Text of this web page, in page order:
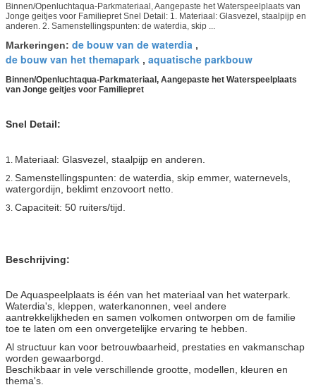
Binnen/Openluchtaqua-Parkmateriaal, Aangepaste het Waterspeelplaats van
Jonge geitjes voor Familiepret Snel Detail: 1. Materiaal: Glasvezel, staalpijp en
anderen. 2. Samenstellingspunten: de waterdia, skip ...
Markeringen: de bouw van de waterdia ,
de bouw van het themapark , aquatische parkbouw
Binnen/Openluchtaqua-Parkmateriaal, Aangepaste het Waterspeelplaats
van Jonge geitjes voor Familiepret
Snel Detail:
1. Materiaal: Glasvezel, staalpijp en anderen.
2. Samenstellingspunten: de waterdia, skip emmer, waternevels,
watergordijn, beklimt enzovoort netto.
3. Capaciteit: 50 ruiters/tijd.
Beschrijving:
De Aquaspeelplaats is één van het materiaal van het waterpark.
Waterdia's, kleppen, waterkanonnen, veel andere
aantrekkelijkheden en samen volkomen ontworpen om de familie
toe te laten om een onvergetelijke ervaring te hebben.
Al structuur kan voor betrouwbaarheid, prestaties en vakmanschap
worden gewaarborgd.
Beschikbaar in vele verschillende grootte, modellen, kleuren en
thema's.